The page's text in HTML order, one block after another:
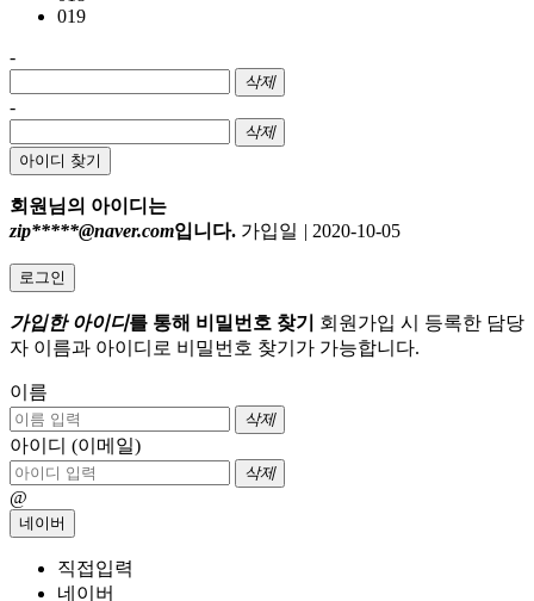
019
-
삭제
-
삭제
아이디 찾기
회원님의 아이디는
zip*****@naver.com입니다. 가입일 | 2020-10-05
로그인
가입한 아이디를 통해 비밀번호 찾기
회원가입 시 등록한 담당
자 이름과 아이디로 비밀번호 찾기가 가능합니다.
이름
삭제
아이디 (이메일)
삭제
@
네이버
직접입력
네이버